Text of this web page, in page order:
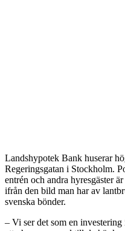
Landshypotek Bank huserar
Regeringsgatan i Stockholm.
entrén och andra hyresgäster
ifrån den bild man har av
svenska bönder.
– Vi ser det som en